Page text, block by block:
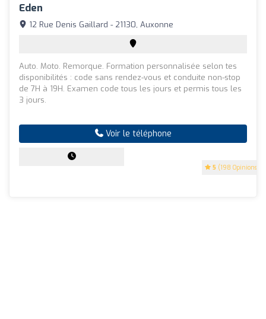
Eden
5 (198 Opinions)
12 Rue Denis Gaillard - 21130, Auxonne
Auto. Moto. Remorque. Formation personnalisée selon tes
disponibilités : code sans rendez-vous et conduite non-stop
de 7H à 19H. Examen code tous les jours et permis tous les
3 jours.
Voir le téléphone